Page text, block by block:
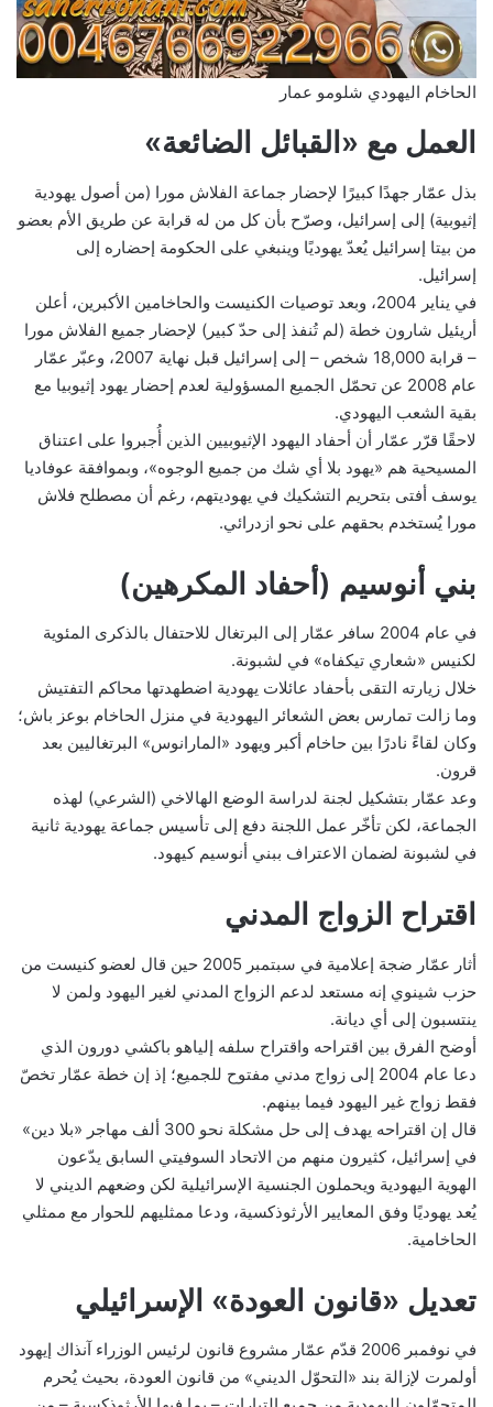
الحاخام اليهودي شلومو عمار
العمل مع «القبائل الضائعة»
بذل عمّار جهدًا كبيرًا لإحضار جماعة الفلاش مورا (من أصول يهودية
إثيوبية) إلى إسرائيل، وصرّح بأن كل من له قرابة عن طريق الأم بعضو
من بيتا إسرائيل يُعدّ يهوديًا وينبغي على الحكومة إحضاره إلى
إسرائيل.
في يناير 2004، وبعد توصيات الكنيست والحاخامين الأكبرين، أعلن
أريئيل شارون خطة (لم تُنفذ إلى حدّ كبير) لإحضار جميع الفلاش مورا
– قرابة 18,000 شخص – إلى إسرائيل قبل نهاية 2007، وعبّر عمّار
عام 2008 عن تحمّل الجميع المسؤولية لعدم إحضار يهود إثيوبيا مع
بقية الشعب اليهودي.
لاحقًا قرّر عمّار أن أحفاد اليهود الإثيوبيين الذين أُجبروا على اعتناق
المسيحية هم «يهود بلا أي شك من جميع الوجوه»، وبموافقة عوفاديا
يوسف أفتى بتحريم التشكيك في يهوديتهم، رغم أن مصطلح فلاش
مورا يُستخدم بحقهم على نحو ازدرائي.
بني أنوسيم (أحفاد المكرهين)
في عام 2004 سافر عمّار إلى البرتغال للاحتفال بالذكرى المئوية
لكنيس «شعاري تيكفاه» في لشبونة.
خلال زيارته التقى بأحفاد عائلات يهودية اضطهدتها محاكم التفتيش
وما زالت تمارس بعض الشعائر اليهودية في منزل الحاخام بوعز باش؛
وكان لقاءً نادرًا بين حاخام أكبر ويهود «المارانوس» البرتغاليين بعد
قرون.
وعد عمّار بتشكيل لجنة لدراسة الوضع الهالاخي (الشرعي) لهذه
الجماعة، لكن تأخّر عمل اللجنة دفع إلى تأسيس جماعة يهودية ثانية
في لشبونة لضمان الاعتراف ببني أنوسيم كيهود.
اقتراح الزواج المدني
أثار عمّار ضجة إعلامية في سبتمبر 2005 حين قال لعضو كنيست من
حزب شينوي إنه مستعد لدعم الزواج المدني لغير اليهود ولمن لا
ينتسبون إلى أي ديانة.
أوضح الفرق بين اقتراحه واقتراح سلفه إلياهو باكشي دورون الذي
دعا عام 2004 إلى زواج مدني مفتوح للجميع؛ إذ إن خطة عمّار تخصّ
فقط زواج غير اليهود فيما بينهم.
قال إن اقتراحه يهدف إلى حل مشكلة نحو 300 ألف مهاجر «بلا دين»
في إسرائيل، كثيرون منهم من الاتحاد السوفيتي السابق يدّعون
الهوية اليهودية ويحملون الجنسية الإسرائيلية لكن وضعهم الديني لا
يُعد يهوديًا وفق المعايير الأرثوذكسية، ودعا ممثليهم للحوار مع ممثلي
الحاخامية.
تعديل «قانون العودة» الإسرائيلي
في نوفمبر 2006 قدّم عمّار مشروع قانون لرئيس الوزراء آنذاك إيهود
أولمرت لإزالة بند «التحوّل الديني» من قانون العودة، بحيث يُحرم